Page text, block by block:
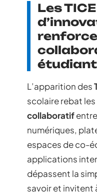
Les
L’apparition des
scolaire rebat
collaboratif
numériques,
espaces de co-
applications
dépassent la
savoir et invitent